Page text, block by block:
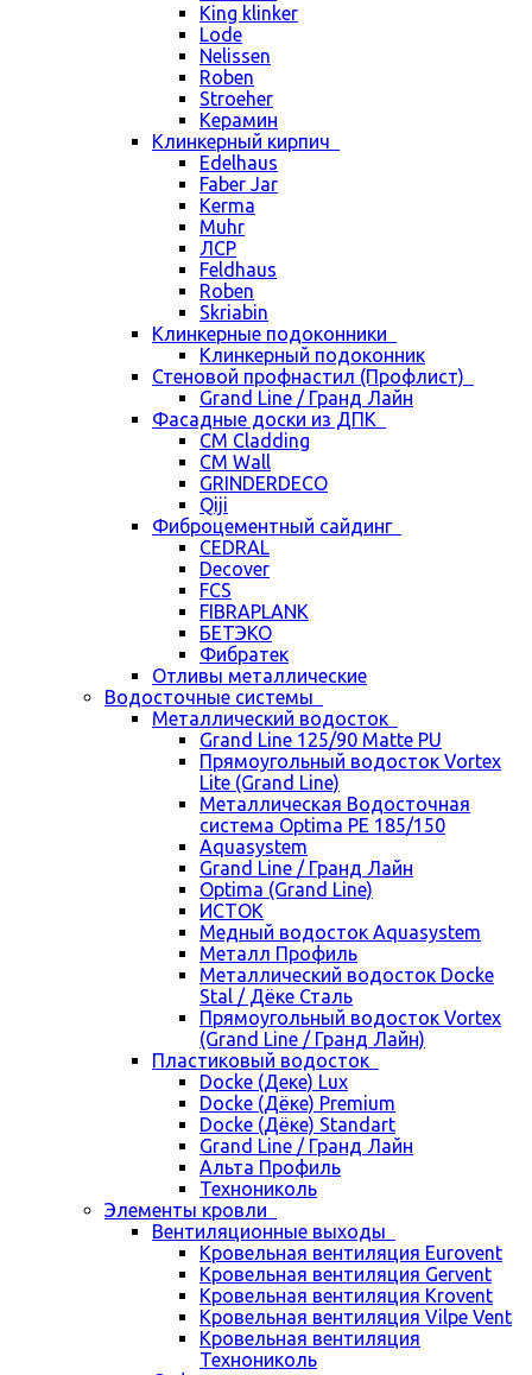
King klinker
Lode
Nelissen
Roben
Stroeher
Керамин
Клинкерный кирпич
Edelhaus
Faber Jar
Kerma
Muhr
ЛСР
Feldhaus
Roben
Skriabin
Клинкерные подоконники
Клинкерный подоконник
Стеновой профнастил (Профлист)
Grand Line / Гранд Лайн
Фасадные доски из ДПК
CM Cladding
CM Wall
GRINDERDECO
Qiji
Фиброцементный сайдинг
CEDRAL
Decover
FCS
FIBRAPLANK
БЕТЭКО
Фибратек
Отливы металлические
Водосточные системы
Металлический водосток
Grand Line 125/90 Matte PU
Прямоугольный водосток Vortex
Lite (Grand Line)
Металлическая Водосточная
система Optima PE 185/150
Aquasystem
Grand Line / Гранд Лайн
Optima (Grand Line)
ИСТОК
Медный водосток Aquasystem
Металл Профиль
Металлический водосток Docke
Stal / Дёке Сталь
Прямоугольный водосток Vortex
(Grand Line / Гранд Лайн)
Пластиковый водосток
Docke (Деке) Lux
Docke (Дёке) Premium
Docke (Дёке) Standart
Grand Line / Гранд Лайн
Альта Профиль
Технониколь
Элементы кровли
Вентиляционные выходы
Кровельная вентиляция Eurovent
Кровельная вентиляция Gervent
Кровельная вентиляция Krovent
Кровельная вентиляция Vilpe Vent
Кровельная вентиляция
Технониколь